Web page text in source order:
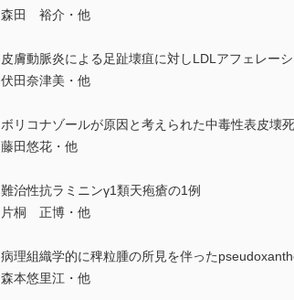
森田 裕介・他
皮膚動脈炎による足趾壊疽に対しLDLアフェレー
伏田奈津美・他
ボリコナゾールが原因と考えられた中毒性表皮壊
藤田悠花・他
難治性抗ラミニンγ1類天疱瘡の1例
片桐 正博・他
病理組織学的に稗粒腫の所見を伴った
森本悠里江・他